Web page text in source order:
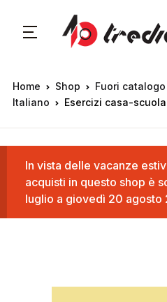
Home Shop Fuori catalogo
Italiano
Esercizi casa-
In vista delle vacanze
acquisti in questo shop è
luglio a giovedì 20 agosto